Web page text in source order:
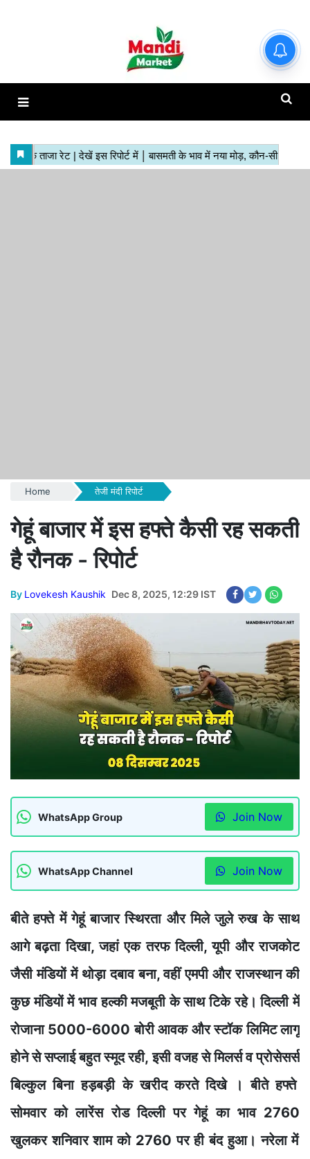
Home तेजी मंदी रिपोर्ट
गेहूं बाजार में इस हफ्ते कैसी रह सकती
है रौनक - रिपोर्ट
By Lovekesh Kaushik Dec 8, 2025, 12:29 IST
WhatsApp Group Join Now
WhatsApp Channel Join Now
बीतेहफ्तेमेंगेहूं बाजार स्थिरताऔर मिले जुले रुखके साथ
आगे बढ़तादिखा,जहां एकतरफ दिल्ली, यूपी और राजकोट
जैसी मंडियों में थोड़दबाव बना, वहीं एमपी औरराजस्थान की
कुछमंडियों में भाव हलकीमजबूती कसाथ टिकरहे। दिल्ली में
रोजाना 5000-6000 बोरीआवक औरस्टॉक लिमिटलागू
होने से सप्लाईबहुतस्मूदरही, इसीवजहसेमिलर्स वप्रोसेसर्स
बिल्कुलबिना हड़बड़ीके खरीद करते दिखे ।बीते हफ्ते
सोमवारकोलारेंस रोड दिल्ली पर गेहूं का भाव 2760
खुलकरशनिवार शाम को 2760 पर ही बंदहुआ।नरेला म
हाजिर मंडियों के ताजा रेट | देखें इस
रिपोर्ट में